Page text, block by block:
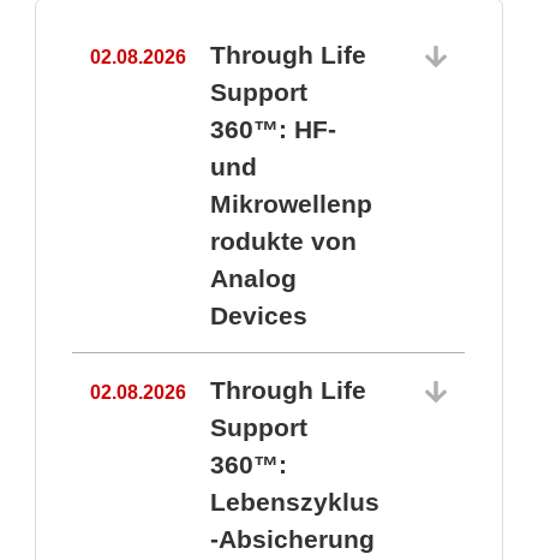
02.08.2026
Through Life
Support
360™: HF-
und
Mikrowellenp
rodukte von
Analog
Devices
02.08.2026
Through Life
Support
360™:
Lebenszyklus
-Absicherung